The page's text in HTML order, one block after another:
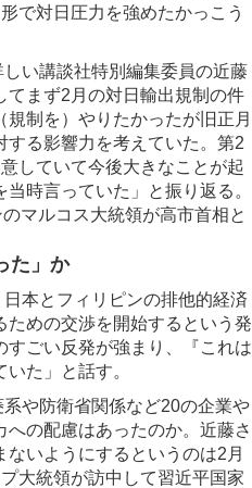
で対日圧力を強めたかっこう
い講談社特別編集委員の近藤
てまず2月の対日輸出規制の件
制を）やりたかったが旧正月
する影響力を考えていた。第2
していて今後大きなことが起
時言っていた」と振り返る。
マルコス大統領が高市首相と
た」か
本とフィリピンの排他的経済
ための交渉を開始するという発
ごい反発が強まり、『これは
た」と話す。
や防衛省関係など20の企業や
の配慮はあったのか。近藤さ
いようにするというのは2月
大統領が訪中して習近平国家